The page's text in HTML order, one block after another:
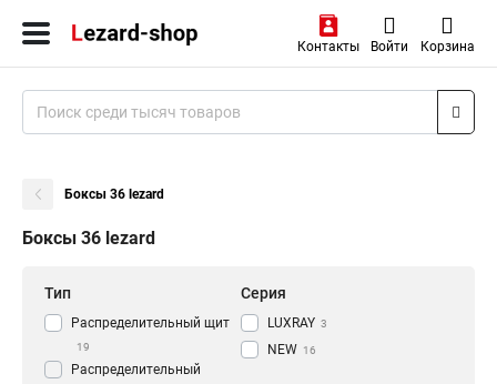
Контакты Войти Корзина
Боксы 36 lezard
Боксы 36 lezard
Тип
Распределительный щит
19
Распределительный
Серия
LUXRAY 3
NEW 16